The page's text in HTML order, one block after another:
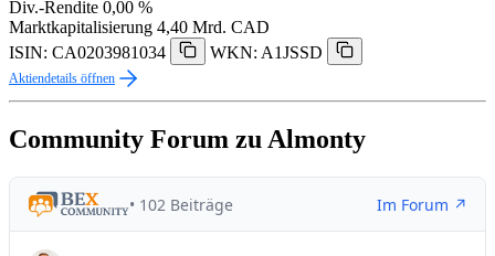
Div.-Rendite 0,00 %
Marktkapitalisierung 4,40 Mrd. CAD
ISIN: CA0203981034
WKN: A1JSSD
Aktiendetails öffnen
Community Forum zu Almonty